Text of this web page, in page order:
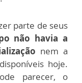
parte de seus
não havia a
nem a
hoje.
parecer, o